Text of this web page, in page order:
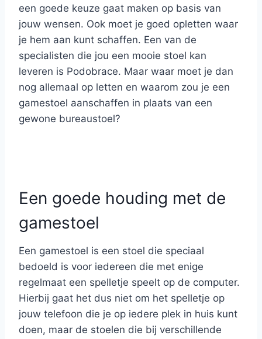
een goede keuze gaat maken op basis van
jouw wensen. Ook moet je goed opletten waar
je hem aan kunt schaffen. Een van de
specialisten die jou een mooie stoel kan
leveren is Podobrace. Maar waar moet je dan
nog allemaal op letten en waarom zou je een
gamestoel aanschaffen in plaats van een
gewone bureaustoel?
Een goede houding met de
gamestoel
Een gamestoel is een stoel die speciaal
bedoeld is voor iedereen die met enige
regelmaat een spelletje speelt op de computer.
Hierbij gaat het dus niet om het spelletje op
jouw telefoon die je op iedere plek in huis kunt
doen, maar de stoelen die bij verschillende